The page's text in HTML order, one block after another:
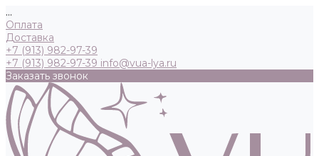
...
Оплата
Доставка
+7 (913) 982-97-39
+7 (913) 982-97-39 info@vua-lya.ru
Заказать звонок